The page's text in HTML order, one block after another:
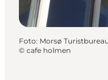
Foto: Morsø
© cafe holmen